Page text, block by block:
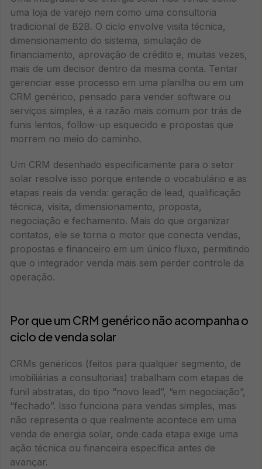
uma loja de varejo nem como uma consultoria
tradicional de B2B. O ciclo envolve visita técnica,
dimensionamento do sistema, simulação de
financiamento, aprovação de crédito e, muitas vezes,
mais de um decisor dentro da mesma conta. Tentar
gerenciar esse processo em uma planilha ou em um
CRM genérico, pensado para vender software ou
serviços simples, é a razão mais comum por trás de
funis lentos, follow-up esquecido e propostas que
morrem no meio do caminho.
Um CRM desenhado especificamente para o setor
solar resolve isso porque entende o vocabulário e as
etapas reais da venda: geração de lead, qualificação
técnica, visita, dimensionamento, proposta,
negociação e fechamento. Mais do que organizar
contatos, ele se torna o motor que conecta vendas,
propostas e financeiro em um único fluxo, permitindo
que o integrador venda mais sem perder controle da
operação.
Por que um CRM genérico não acompanha o
ciclo de venda solar
CRMs genéricos (feitos para qualquer segmento, de
imobiliárias a consultorias) trabalham com etapas de
funil abstratas, do tipo “novo lead”, “em negociação”,
“fechado”. Isso funciona para vendas simples, mas
não representa o que realmente acontece em uma
venda de energia solar, onde cada etapa exige uma
ação técnica ou financeira específica antes de
avançar.